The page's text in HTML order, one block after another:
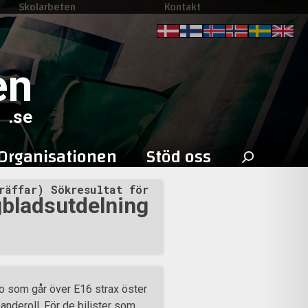
Skolarbeten Kontakt
.se
Stöd oss Sök
efter:
Sökresultat för
som går över E16 strax öster